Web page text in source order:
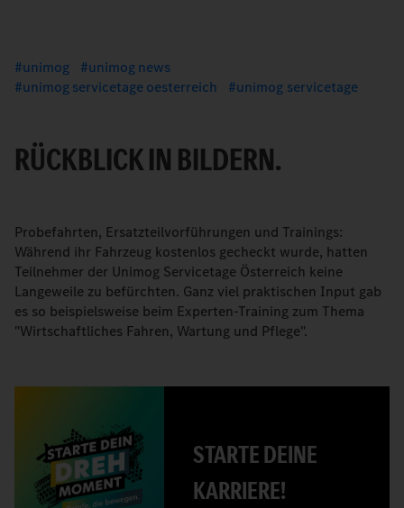
unimog
unimog news
unimog servicetage oesterreich
unimog servicetage
RÜCKBLICK IN BILDERN.
Probefahrten, Ersatzteilvorführungen und Trainings:
Während ihr Fahrzeug kostenlos gecheckt wurde, hatten
Teilnehmer der Unimog Servicetage Österreich keine
Langeweile zu befürchten. Ganz viel praktischen Input gab
es so beispielsweise beim Experten-Training zum Thema
"Wirtschaftliches Fahren, Wartung und Pflege".
STARTE DEINE
KARRIERE!